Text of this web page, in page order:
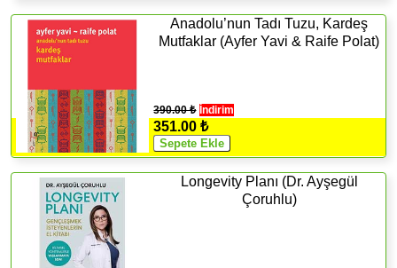
Anadolu’nun Tadı Tuzu, Kardeş
Mutfaklar (Ayfer Yavi & Raife Polat)
390.00 ₺ İndirim
351.00 ₺
Longevity Planı (Dr. Ayşegül
Çoruhlu)